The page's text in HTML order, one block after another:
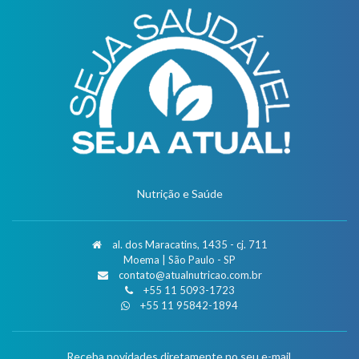
Nutrição e Saúde
al. dos Maracatins, 1435 - cj. 711
Moema | São Paulo - SP
contato@atualnutricao.com.br
+55 11 5093-1723
+55 11 95842-1894
Receba novidades diretamente no seu e-mail.